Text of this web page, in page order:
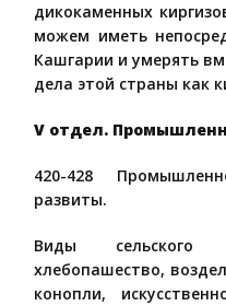
дикокаменных
можем иметь
Кашгарии и умерять
дела этой страны как
V отдел.
420-428
развиты.
Виды сельского
хлебопашество,
конопли,